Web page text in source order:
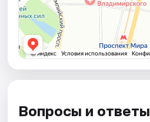
Вопросы и ответы